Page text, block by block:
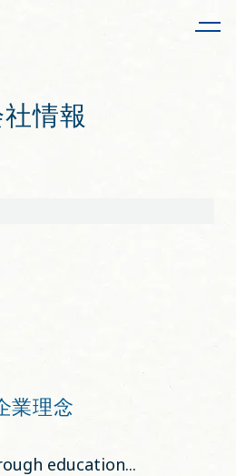
情報
業理念
education...